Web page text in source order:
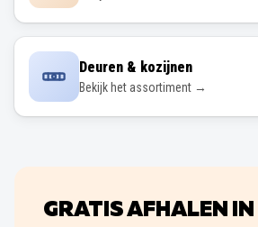
Deuren & kozijnen
Bekijk het assortiment →
GRATIS AFHALEN IN